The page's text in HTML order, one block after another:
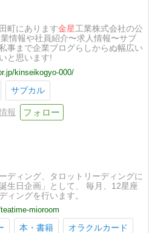
町にあります金星工業株式会社の公
情報や社員紹介〜求人情報〜サブ
事まで企業ブログらしからぬ幅広い
と思います!
kinseikogyo-000/
サブカル
報
ディング、タロットリーディングに
生日企画」として、 毎月、12星座
ィングを行います。
mioroom
本・書籍 オラクルカード